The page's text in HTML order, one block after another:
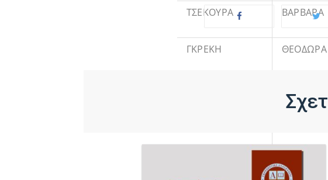
ΤΣΕΚΟΥΡΑ ΒΑΡΒΑΡΑ
ΓΚΡΕΚΗ ΘΕΟΔΩΡΑ